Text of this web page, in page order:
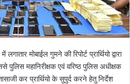
मोबाईल गुमने की रिपोर्ट प्रार्थियो द्वारा
पुलिस महानिरीक्षक एवं वरिष्ठ पुलिस अधीक्षक
कर प्रार्थियो के सुपुर्द करने हेतु निर्देश